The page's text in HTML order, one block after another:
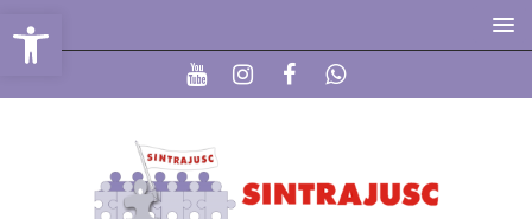
Abrir a barra de ferramentas